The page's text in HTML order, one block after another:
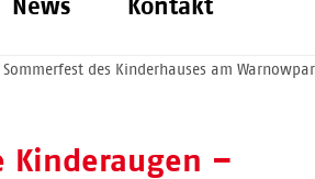
News Kontakt
des Kinderhauses am
Kinderaugen –